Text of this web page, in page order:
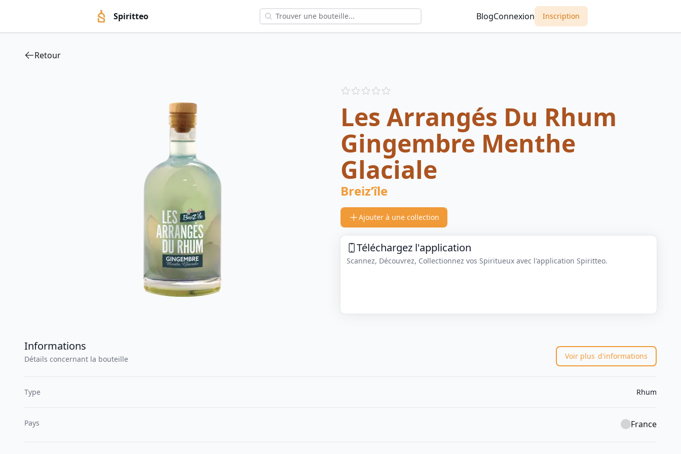
Spiritteo BlogConnexion Inscription
Retour
Reviews
Les Arrangés Du Rhum
Gingembre Menthe
Glaciale
Breiz’île
Ajouter à une collection
Téléchargez l'application
Scannez, Découvrez, Collectionnez vos Spiritueux avec l'application Spiritteo.
Informations
Détails concernant la bouteille Voir plus d'informations
Type Rhum
Pays France